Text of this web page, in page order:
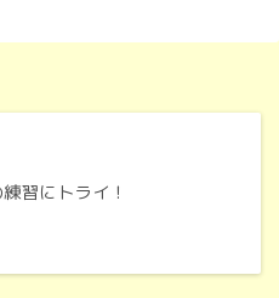
習にトライ！